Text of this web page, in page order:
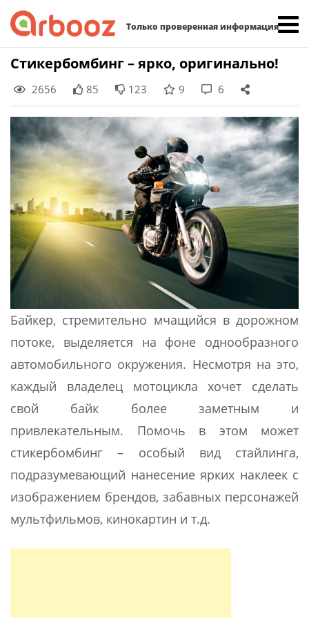
Только проверенная информация
Skip
content
Стикербомбинг – ярко, оригинально!
2656 85 123 9 6
Байкер, стремительно мчащийся в дорожном
потоке, выделяется на фоне однообразного
автомобильного окружения. Несмотря на это,
каждый владелец мотоцикла хочет сделать
свой байк более заметным и
привлекательным. Помочь в этом может
стикербомбинг – особый вид стайлинга,
подразумевающий нанесение ярких наклеек с
изображением брендов, забавных персонажей
мультфильмов, кинокартин и т.д.
Найти: